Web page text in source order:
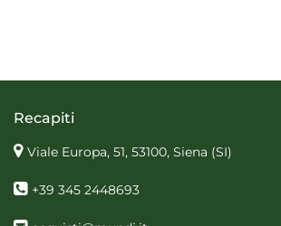
Recapiti
Viale Europa, 51, 53100, Siena (SI)
+39 345 2448693